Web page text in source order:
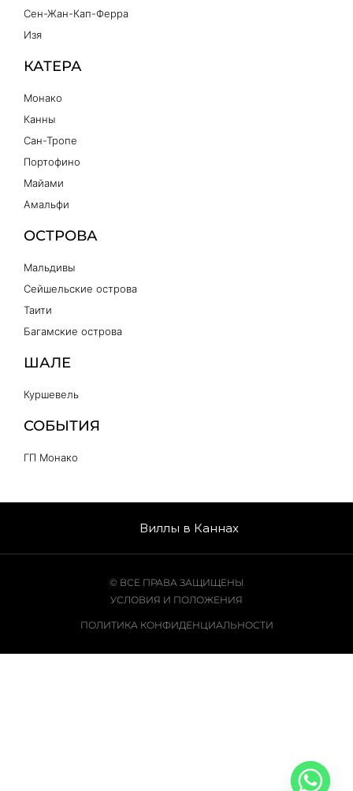
Сен-Жан-Кап-Ферра
Изя
КАТЕРА
Монако
Канны
Сан-Тропе
Портофино
Майами
Амальфи
ОСТРОВА
Мальдивы
Сейшельские острова
Таити
Багамские острова
ШАЛЕ
Куршевель
СОБЫТИЯ
ГП Монако
Виллы в Каннах
© ВСЕ ПРАВА ЗАЩИЩЕНЫ
УСЛОВИЯ И ПОЛОЖЕНИЯ
ПОЛИТИКА КОНФИДЕНЦИАЛЬНОСТИ